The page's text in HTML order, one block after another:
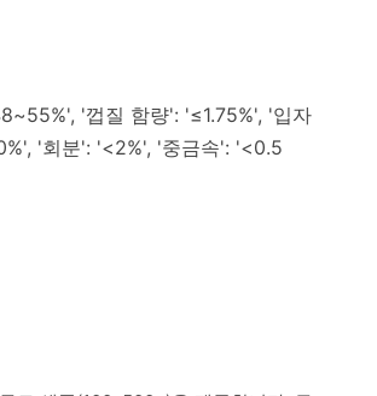
'껍질 함량': '≤1.75%', '입자
'회분': '<2%', '중금속': '<0.5